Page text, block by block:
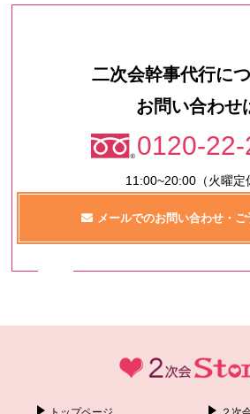
二次会幹事代行に
お問い合わせ
0120-
11:00~20:00（火曜定
メールでのお問い合わせ・ご